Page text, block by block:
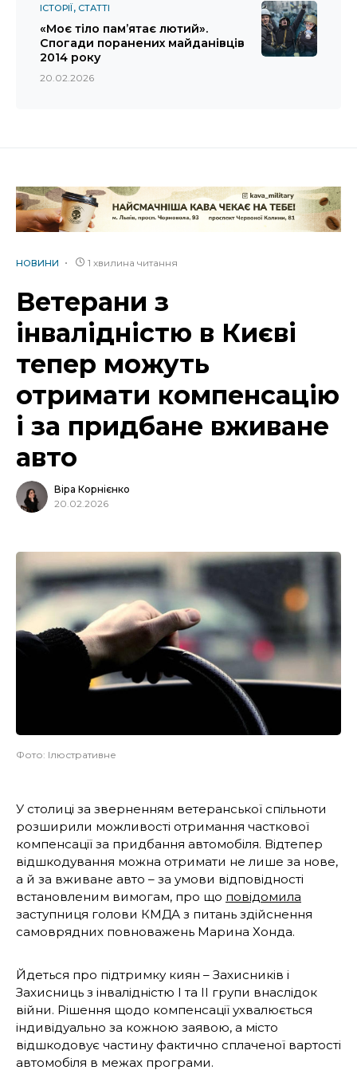
ІСТОРІЇ СТАТТІ
«Моє тіло пам’ятає лютий».
Спогади поранених майданівців
2014 року
20.02.2026
НОВИНИ 1 хвилина читання
Ветерани з
інвалідністю в Києві
тепер можуть
отримати компенсацію
і за придбане вживане
авто
Віра Корнієнко
20.02.2026
Фото: Ілюстративне
У столиці за зверненням ветеранської спільноти
розширили можливості отримання часткової
компенсації за придбання автомобіля. Відтепер
відшкодування можна отримати не лише за нове,
а й за вживане авто – за умови відповідності
встановленим вимогам, про що повідомила
заступниця голови КМДА з питань здійснення
самоврядних повноважень Марина Хонда.
Йдеться про підтримку киян – Захисників і
Захисниць з інвалідністю І та ІІ групи внаслідок
війни. Рішення щодо компенсації ухвалюється
індивідуально за кожною заявою, а місто
відшкодовує частину фактично сплаченої вартості
автомобіля в межах програми.